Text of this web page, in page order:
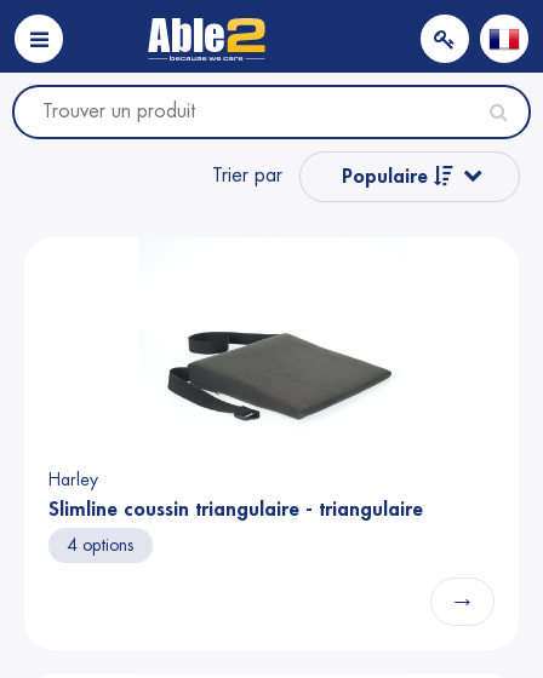
Trier par Populaire
Harley
Slimline coussin triangulaire - triangulaire
4 options
→